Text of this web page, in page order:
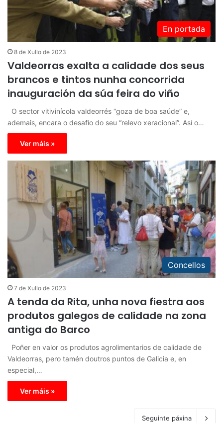
En portada
8 de Xullo de 2023
Valdeorras exalta a calidade dos seus
brancos e tintos nunha concorrida
inauguración da súa feira do viño
O sector vitivinícola valdeorrés “goza de boa saúde” e,
ademais, encara o desafío do seu “relevo xeracional”. Así o…
Ver máis »
Concellos
7 de Xullo de 2023
A tenda da Rita, unha nova fiestra aos
produtos galegos de calidade na zona
antiga do Barco
Poñer en valor os produtos agrolimentarios de calidade de
Valdeorras, pero tamén doutros puntos de Galicia e, en
especial,…
Ver máis »
Seguinte páxina